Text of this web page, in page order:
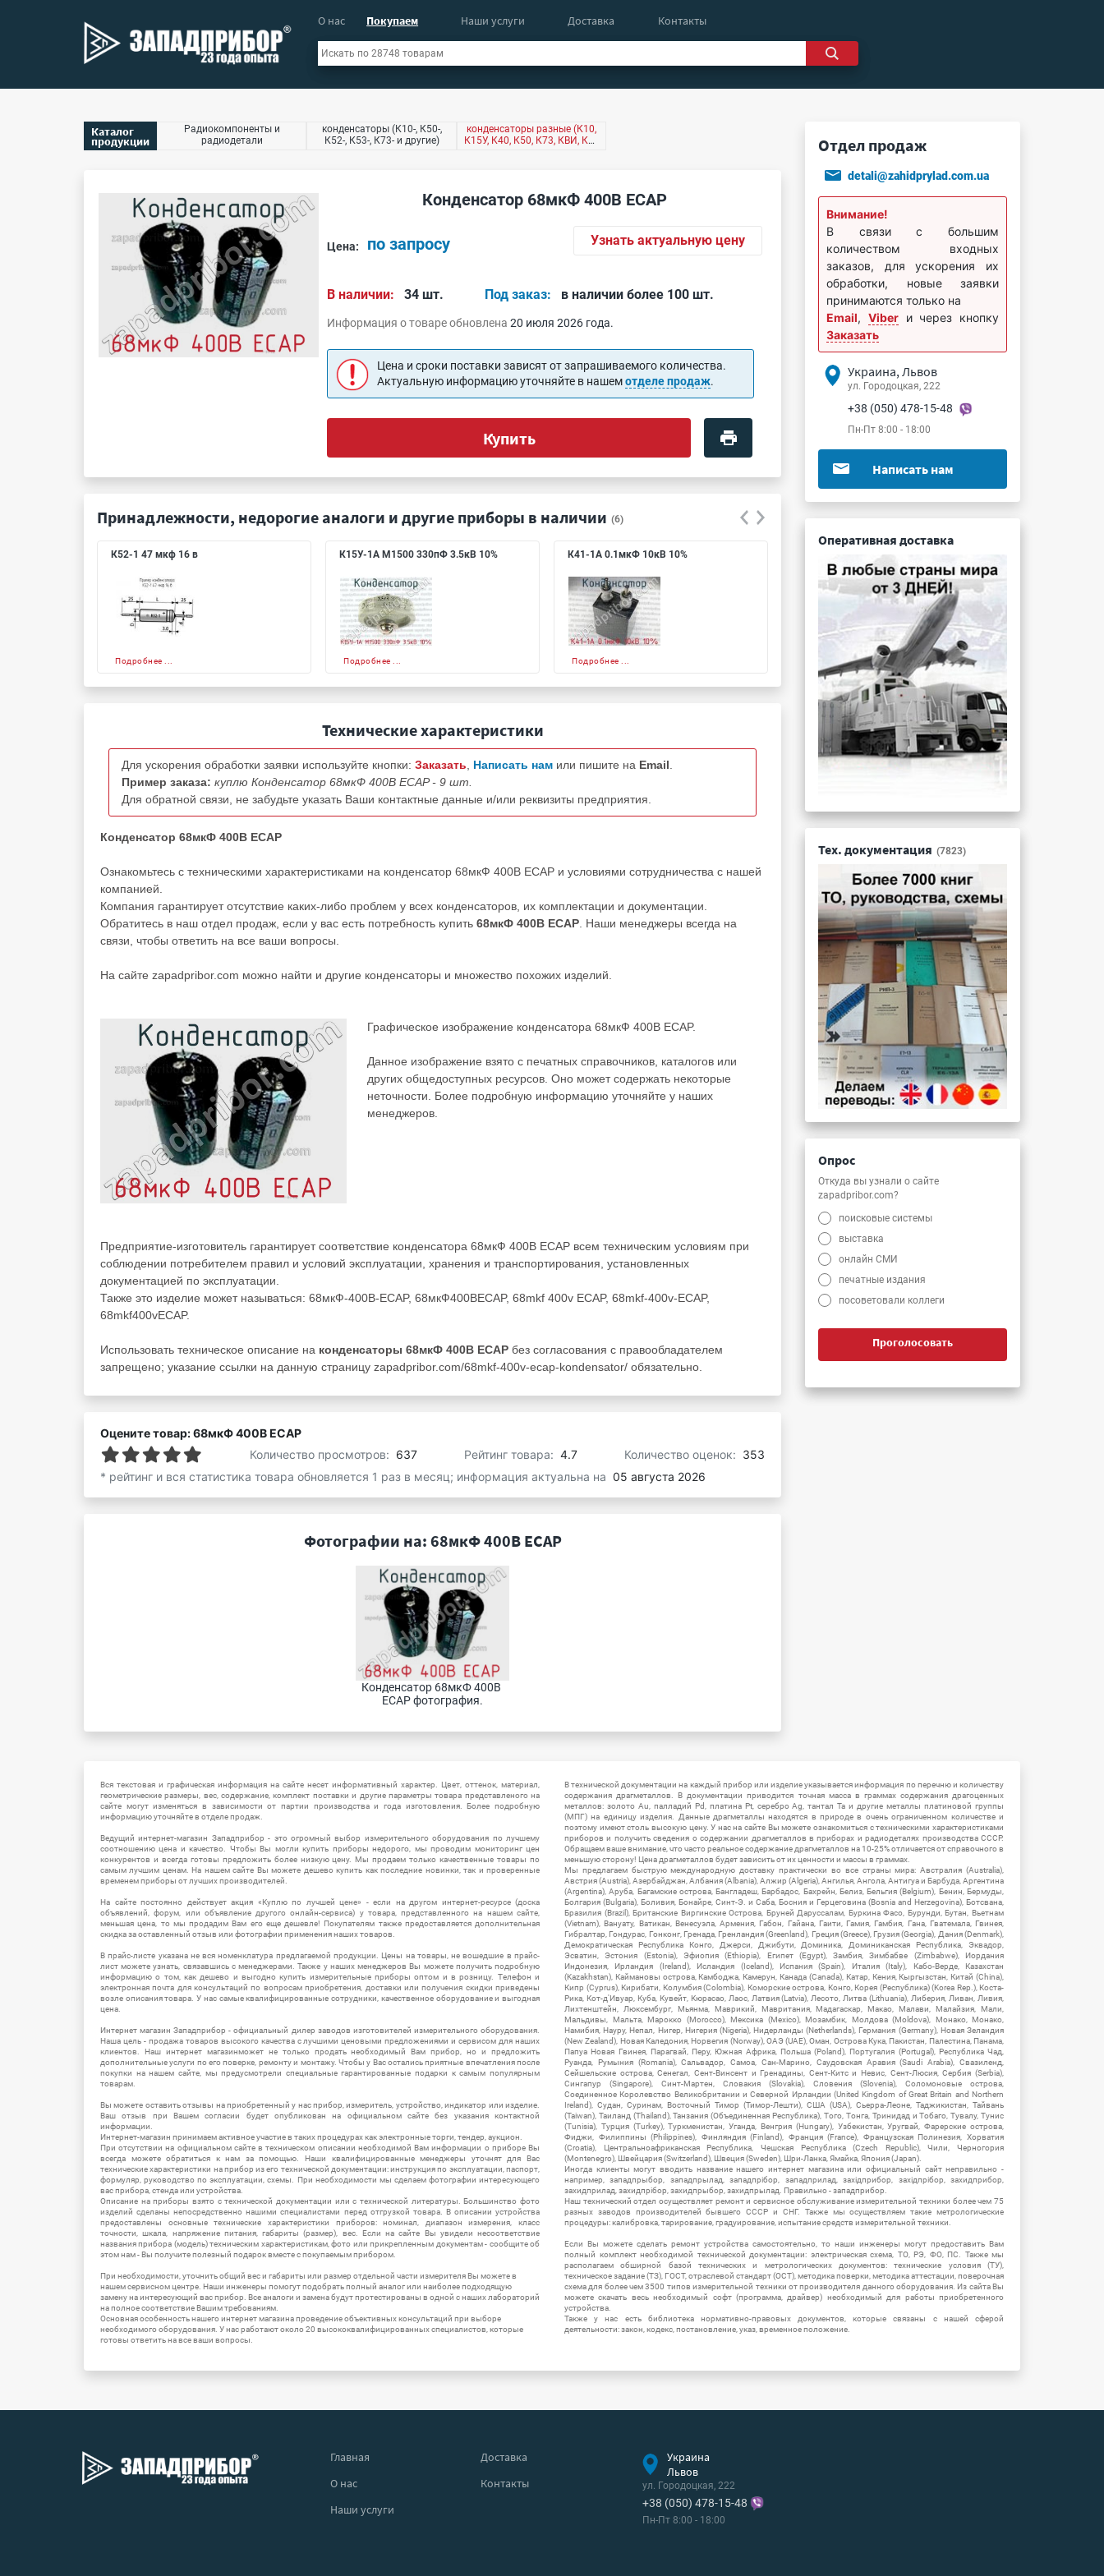
О нас Покупаем Наши услуги Доставка Контакты
Каталог
продукции
Радиокомпоненты и
радиодетали
конденсаторы (К10-, К50-,
К52-, К53-, К73- и другие)
конденсаторы разные (К10,
К15У, К40, К50, К73, КВИ, КМ,
Конденсатор 68мкФ 400В ECAP
Цена: по запросу Узнать актуальную цену
В наличии: 34 шт. Под заказ: в наличии более 100 шт.
Информация о товаре обновлена20 июля 2026 года.
Цена и сроки поставки зависят от запрашиваемого количества.
Актуальную информацию уточняйте в нашемотделе продаж.
Купить
Принадлежности, недорогие аналоги и другие приборы в наличии (6)
К52-1 47 мкф 16 в
Подробнее ...
К15У-1А М1500 330пФ 3.5кВ 10%
Подробнее ...
К41-1А 0.1мкФ 10кВ 10%
Подробнее ...
К73-16 0.033мкФ 400В 5%
Подробнее ...
Технические характеристики
Для ускорения обработки заявки используйте кнопки: Заказать Написать нам или пишите на Email
Пример заказа: куплю Конденсатор 68мкФ 400В ECAP - 9 шт.
Для обратной связи, не забудьте указать Ваши контактные данные и/или реквизиты предприятия.
Конденсатор 68мкФ 400В ECAP
Ознакомьтесь с техническими характеристиками на конденсатор 68мкФ 400В ECAP и условиями сотрудничества с нашей
компанией.
Компания гарантирует отсутствие каких-либо проблем у всех конденсаторов, их комплектации и документации.
Обратитесь в наш отдел продаж, если у вас есть потребность купить 68мкФ 400В ECAP . Наши менеджеры всегда на
связи, чтобы ответить на все ваши вопросы.
На сайте zapadpribor.com можно найти и другие конденсаторы и множество похожих изделий.
Графическое изображение конденсатора 68мкФ 400В ECAP.
Данное изображение взято с печатных справочников, каталогов или
других общедоступных ресурсов. Оно может содержать некоторые
неточности. Более подробную информацию уточняйте у наших
менеджеров.
Предприятие-изготовитель гарантирует соответствие конденсатора 68мкФ 400В ECAP всем техническим условиям при
соблюдении потребителем правил и условий эксплуатации, хранения и транспортирования, установленных
документацией по эксплуатации.
Также это изделие может называться: 68мкФ-400В-ECAP, 68мкФ400ВECAP, 68mkf 400v ECAP, 68mkf-400v-ECAP,
68mkf400vECAP.
Использовать техническое описание на конденсаторы 68мкФ 400В ECAP без согласования с правообладателем
запрещено; указание ссылки на данную страницу zapadpribor.com/68mkf-400v-ecap-kondensator/ обязательно.
Оцените товар: 68мкФ 400В ECAP
Количество просмотров: 637 Рейтинг товара: 4.7 Количество оценок: 353
* рейтинг и вся статистика товара обновляется 1 раз в месяц; информация актуальна на 05 августа 2026
Фотографии на: 68мкФ 400В ECAP
Конденсатор 68мкФ 400В
ECAP фотография.
Отдел продаж
detali@zahidprylad.com.ua
Внимание!
В связи с большим
количеством входных
заказов, для ускорения их
обработки, новые заявки
принимаются только на
Email, Viberи через кнопку
Заказать
Украина, Львов
ул. Городоцкая, 222
+38 (050) 478-15-48
Пн-Пт 8:00 - 18:00
Написать нам
Оперативная доставка
Тех. документация (7823)
Опрос
Откуда вы узнали о сайте
zapadpribor.com?
поисковые системы
выставка
онлайн СМИ
печатные издания
посоветовали коллеги
Проголосовать
Вся текстовая и графическая информация на сайте несет информативный характер. Цвет, оттенок, материал,
геометрические размеры, вес, содержание, комплект поставки и другие параметры товара представленого на
сайте могут изменяться в зависимости от партии производства и года изготовления. Более подробную
информацию уточняйте в отделе продаж.
Ведущий интернет-магазин Западприбор - это огромный выбор измерительного оборудования по лучшему
соотношению цена и качество. Чтобы Вы могли купить приборы недорого, мы проводим мониторинг цен
конкурентов и всегда готовы предложить более низкую цену. Мы продаем только качественные товары по
самым лучшим ценам. На нашем сайте Вы можете дешево купить как последние новинки, так и проверенные
временем приборы от лучших производителей.
На сайте постоянно действует акция «Куплю по лучшей цене» - если на другом интернет-ресурсе (доска
объявлений, форум, или объявление другого онлайн-сервиса) у товара, представленного на нашем сайте,
меньшая цена, то мы продадим Вам его еще дешевле! Покупателям также предоставляется дополнительная
скидка за оставленный отзыв или фотографии применения наших товаров.
В прайс-листе указана не вся номенклатура предлагаемой продукции. Цены на товары, не вошедшие в прайс-
лист можете узнать, связавшись с менеджерами. Также у наших менеджеров Вы можете получить подробную
информацию о том, как дешево и выгодно купить измерительные приборы оптом и в розницу. Телефон и
электронная почта для консультаций по вопросам приобретения, доставки или получения скидки приведены
возле описания товара. У нас самые квалифицированные сотрудники, качественное оборудование и выгодная
цена.
Интернет магазин Западприбор - официальный дилер заводов изготовителей измерительного оборудования.
Наша цель - продажа товаров высокого качества с лучшими ценовыми предложениями и сервисом для наших
клиентов. Наш интернет магазинможет не только продать необходимый Вам прибор, но и предложить
дополнительные услуги по его поверке, ремонту и монтажу. Чтобы у Вас остались приятные впечатления после
покупки на нашем сайте, мы предусмотрели специальные гарантированные подарки к самым популярным
товарам.
Вы можете оставить отзывы на приобретенный у нас прибор, измеритель, устройство, индикатор или изделие.
Ваш отзыв при Вашем согласии будет опубликован на официальном сайте без указания контактной
информации.
Интернет-магазин принимаем активное участие в таких процедурах как электронные торги, тендер, аукцион.
При отсутствии на официальном сайте в техническом описании необходимой Вам информации о приборе Вы
всегда можете обратиться к нам за помощью. Наши квалифицированные менеджеры уточнят для Вас
технические характеристики на прибор из его технической документации: инструкция по эксплуатации, паспорт,
формуляр, руководство по эксплуатации, схемы. При необходимости мы сделаем фотографии интересующего
вас прибора, стенда или устройства.
Описание на приборы взято с технической документации или с технической литературы. Большинство фото
изделий сделаны непосредственно нашими специалистами перед отгрузкой товара. В описании устройства
предоставлены основные технические характеристики приборов: номинал, диапазон измерения, класс
точности, шкала, напряжение питания, габариты (размер), вес. Если на сайте Вы увидели несоответствие
названия прибора (модель) техническим характеристикам, фото или прикрепленным документам - сообщите об
этом нам - Вы получите полезный подарок вместе с покупаемым прибором.
При необходимости, уточнить общий вес и габариты или размер отдельной части измерителя Вы можете в
нашем сервисном центре. Наши инженеры помогут подобрать полный аналог или наиболее подходящую
замену на интересующий вас прибор. Все аналоги и замена будут протестированы в одной с наших лабораторий
на полное соответствие Вашим требованиям.
Основная особенность нашего интернет магазина проведение объективных консультаций при выборе
необходимого оборудования. У нас работают около 20 высококвалифицированных специалистов, которые
готовы ответить на все ваши вопросы.
В технической документации на каждый прибор или изделие указывается информация по перечню и количеству
содержания драгметаллов. В документации приводится точная масса в граммах содержания драгоценных
металлов: золото Au, палладий Pd, платина Pt, серебро Ag, тантал Ta и другие металлы платиновой группы
(МПГ) на единицу изделия. Данные драгметаллы находятся в природе в очень ограниченном количестве и
поэтому имеют столь высокую цену. У нас на сайте Вы можете ознакомиться с техническими характеристиками
приборов и получить сведения о содержании драгметаллов в приборах и радиодеталях производства СССР.
Обращаем ваше внимание, что часто реальное содержание драгметаллов на 10-25% отличается от справочного в
меньшую сторону! Цена драгметаллов будет зависить от их ценности и массы в граммах.
Мы предлагаем быструю международную доставку практически во все страны мира: Австралия (Australia),
Австрия (Austria), Азербайджан, Албания (Albania), Алжир (Algeria), Ангилья, Ангола, Антигуа и Барбуда, Аргентина
(Argentina), Аруба, Багамские острова, Бангладеш, Барбадос, Бахрейн, Белиз, Бельгия (Belgium), Бенин, Бермуды,
Болгария (Bulgaria), Боливия, Бонайре, Синт-Э. и Саба, Босния и Герцеговина (Bosnia and Herzegovina), Ботсвана,
Бразилия (Brazil), Британские Виргинские Острова, Бруней Даруссалам, Буркина Фасо, Бурунди, Бутан, Вьетнам
(Vietnam), Вануату, Ватикан, Венесуэла, Армения, Габон, Гайана, Гаити, Гамия, Гамбия, Гана, Гватемала, Гвинея,
Гибралтар, Гондурас, Гонконг, Гренада, Гренландия (Greenland), Греция (Greece), Грузия (Georgia), Дания (Denmark),
Демократическая Республика Конго, Джерси, Джибути, Доминика, Доминиканская Республика, Эквадор,
Эсватин, Эстония (Estonia), Эфиопия (Ethiopia), Египет (Egypt), Замбия, Зимбабве (Zimbabwe), Иордания
Индонезия, Ирландия (Ireland), Исландия (Iceland), Испания (Spain), Италия (Italy), Кабо-Верде, Казахстан
(Kazakhstan), Каймановы острова, Камбоджа, Камерун, Канада (Canada), Катар, Кения, Кыргызстан, Китай (China),
Кипр (Cyprus), Кирибати, Колумбия (Colombia), Коморские острова, Конго, Корея (Республика) (Korea Rep.), Коста-
Рика, Кот-д'Ивуар, Куба, Кувейт, Кюрасао, Лаос, Латвия (Latvia), Лесото, Литва (Lithuania), Либерия, Ливан, Ливия,
Лихтенштейн, Люксембург, Мьянма, Маврикий, Мавритания, Мадагаскар, Макао, Малави, Малайзия, Мали,
Мальдивы, Мальта, Марокко (Morocco), Мексика (Mexico), Мозамбик, Молдова (Moldova), Монако, Монако,
Намибия, Науру, Непал, Нигер, Нигерия (Nigeria), Нидерланды (Netherlands), Германия (Germany), Новая Зеландия
(New Zealand), Новая Каледония, Норвегия (Norway), ОАЭ (UAE), Оман, Острова Кука, Пакистан, Палестина, Панама,
Папуа Новая Гвинея, Парагвай, Перу, Южная Африка, Польша (Poland), Португалия (Portugal), Республика Чад,
Руанда, Румыния (Romania), Сальвадор, Самоа, Сан-Марино, Саудовская Аравия (Saudi Arabia), Свазиленд,
Сейшельские острова, Сенегал, Сент-Винсент и Гренадины, Сент-Китс и Невис, Сент-Люсия, Сербия (Serbia),
Сингапур (Singapore), Синт-Мартен, Словакия (Slovakia), Словения (Slovenia), Соломоновые острова,
Соединенное Королевство Великобритании и Северной Ирландии (United Kingdom of Great Britain and Northern
Ireland), Судан, Суринам, Восточный Тимор (Тимор-Лешти), США (USA), Сьерра-Леоне, Таджикистан, Тайвань
(Taiwan), Таиланд (Thailand), Танзания (Объединенная Республика), Того, Тонга, Тринидад и Тобаго, Тувалу, Тунис
(Tunisia), Турция (Turkey), Туркменистан, Уганда, Венгрия (Hungary), Узбекистан, Уругвай, Фарерские острова,
Фиджи, Филиппины (Philippines), Финляндия (Finland), Франция (France), Французская Полинезия, Хорватия
(Croatia), Центральноафриканская Республика, Чешская Республика (Czech Republic), Чили, Черногория
(Montenegro), Швейцария (Switzerland), Швеция (Sweden), Шри-Ланка, Ямайка, Япония (Japan).
Иногда клиенты могут вводить название нашего интернет магазина или официальный сайт неправильно -
например, западпрыбор, западпрылад, западпрібор, западприлад, західприбор, західпрібор, захидприбор,
захидприлад, захидпрібор, захидпрыбор, захидпрылад. Правильно - западприбор.
Наш технический отдел осуществляет ремонт и сервисное обслуживание измерительной техники более чем 75
разных заводов производителей бывшего СССР и СНГ. Также мы осуществляем такие метрологические
процедуры: калибровка, тарирование, градуирование, испытание средств измерительной техники.
Если Вы можете сделать ремонт устройства самостоятельно, то наши инженеры могут предоставить Вам
полный комплект необходимой технической документации: электрическая схема, ТО, РЭ, ФО, ПС. Также мы
располагаем обширной базой технических и метрологических документов: технические условия (ТУ),
техническое задание (ТЗ), ГОСТ, отраслевой стандарт (ОСТ), методика поверки, методика аттестации, поверочная
схема для более чем 3500 типов измерительной техники от производителя данного оборудования. Из сайта Вы
можете скачать весь необходимый софт (программа, драйвер) необходимый для работы приобретенного
устройства.
Также у нас есть библиотека нормативно-правовых документов, которые связаны с нашей сферой
деятельности: закон, кодекс, постановление, указ, временное положение.
Главная
Доставка
О нас
Контакты
Наши услуги
Украина
Львов
ул. Городоцкая, 222
+38 (050) 478-15-48
Пн-Пт 8:00 - 18:00